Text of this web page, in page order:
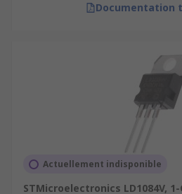
Documentation
Actuellement indisponible
STMicroelectronics LD1084V,